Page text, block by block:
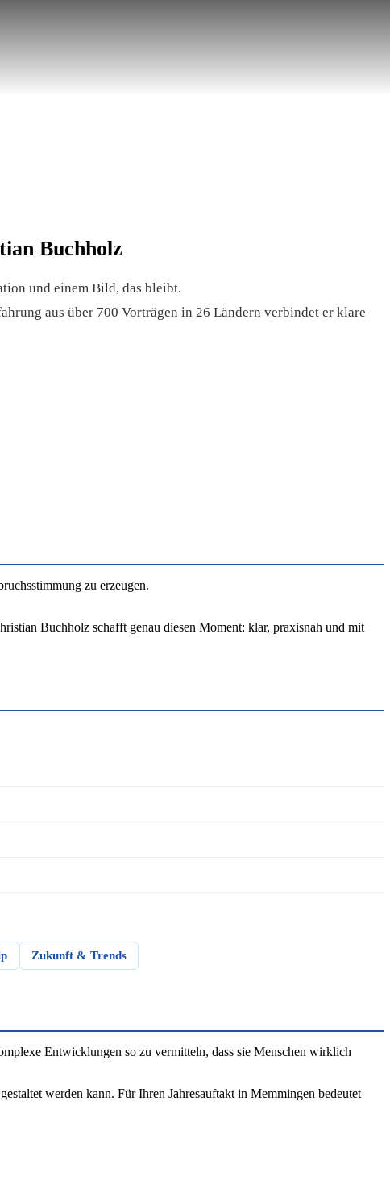
Buchholz
und einem Bild, das bleibt.
aus über 700 Vorträgen in 26 Ländern verbindet er klare
zu erzeugen.
Buchholz schafft genau diesen Moment: klar, praxisnah und mit
Zukunft & Trends
Entwicklungen so zu vermitteln, dass sie Menschen wirklich
werden kann. Für Ihren Jahresauftakt in Memmingen bedeutet